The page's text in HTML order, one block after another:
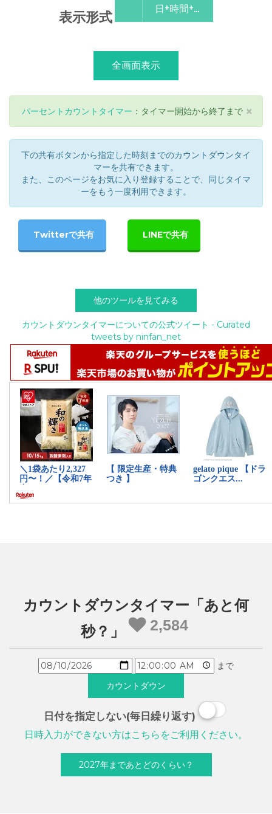
表示形式
日+時間+分+秒
×
パーセントカウントタイマー ：タイマー開始から終了まで
下の共有ボタンから指定した時刻までのカウントダウンタイ
マーを共有できます。
また、このページをお気に入り登録することで、同じタイマ
ーをもう一度利用できます。
他のツールを見てみる
カウントダウンタイマーについての公式ツイート - Curated
tweets by ninfan_net
カウントダウンタイマー「あと何
秒？」
2,584
まで
日付を指定しない(毎日繰り返す)
日時入力ができない方はこちらをご利用ください。
2027年まであとどのくらい？